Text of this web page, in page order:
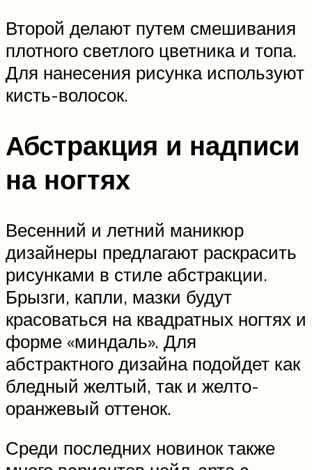
Второй делают путем смешивания
плотного светлого цветника и топа.
Для нанесения рисунка используют
кисть-волосок.
Абстракция и надписи
на ногтях
Весенний и летний маникюр
дизайнеры предлагают раскрасить
рисунками в стиле абстракции.
Брызги, капли, мазки будут
красоваться на квадратных ногтях и
форме «миндаль». Для
абстрактного дизайна подойдет как
бледный желтый, так и желто-
оранжевый оттенок.
Среди последних новинок также